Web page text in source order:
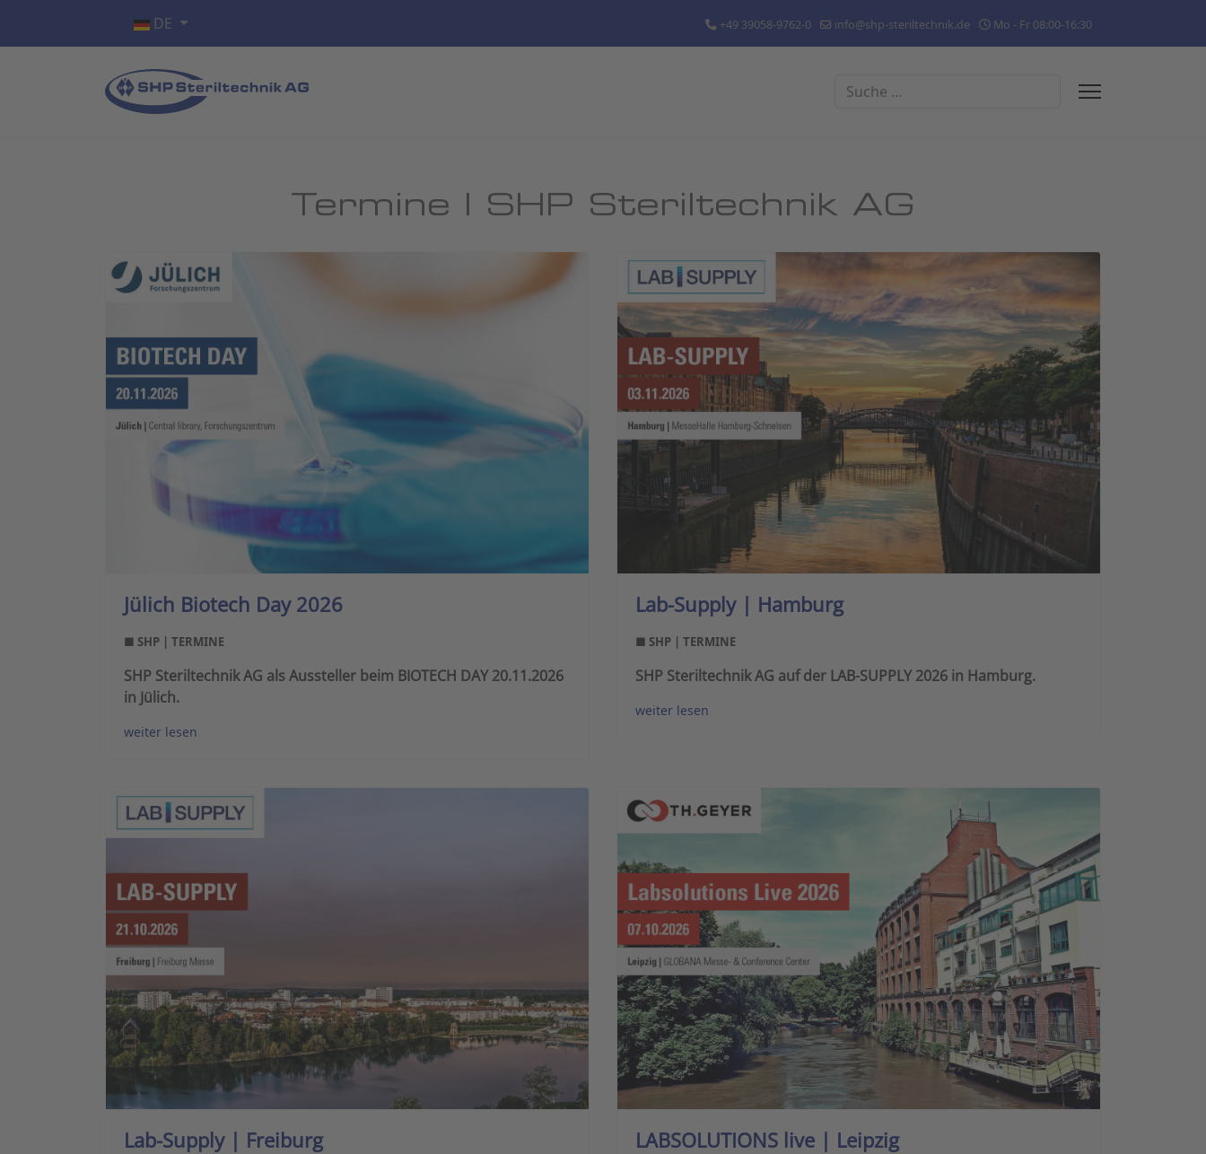
Sprache auswählen
DE +49 39058-9762-0 info@shp-steriltechnik.de Mo - Fr 08:00-16:30
Suchen
Termine | SHP Steriltechnik AG
Jülich Biotech Day 2026
■ SHP | TERMINE
SHP Steriltechnik AG als Aussteller beim BIOTECH DAY 20.11.2026
in Jülich.
weiter lesen
Lab-Supply | Hamburg
■ SHP | TERMINE
SHP Steriltechnik AG auf der LAB-SUPPLY 2026 in Hamburg.
weiter lesen
Lab-Supply | Freiburg LABSOLUTIONS live | Leipzig